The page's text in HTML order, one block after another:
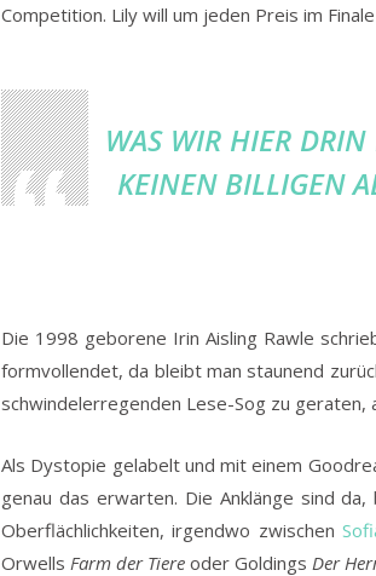
Competition. Lily will um jeden Preis im
WAS WIR HIER
KEINEN BILLIGEN
Die 1998 geborene Irin Aisling Rawle
formvollendet, da bleibt man staunend
schwindelerregenden Lese-Sog zu geraten,
Als Dystopie gelabelt und mit einem
genau das erwarten. Die Anklänge sind
Oberflächlichkeiten, irgendwo zwischen
Orwells Farm der Tiere oder Goldings Der